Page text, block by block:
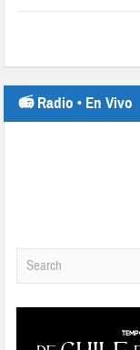
📻 Radio • En Vivo